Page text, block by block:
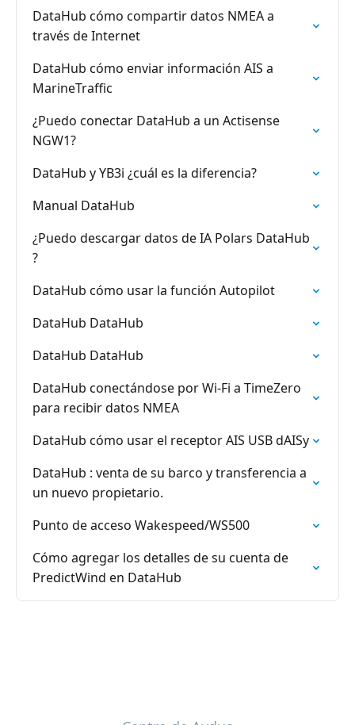
DataHub cómo compartir datos NMEA a
través de Internet
DataHub cómo enviar información AIS a
MarineTraffic
¿Puedo conectar DataHub a un Actisense
NGW1?
DataHub y YB3i ¿cuál es la diferencia?
Manual DataHub
¿Puedo descargar datos de IA Polars DataHub
?
DataHub cómo usar la función Autopilot
DataHub DataHub
DataHub DataHub
DataHub conectándose por Wi-Fi a TimeZero
para recibir datos NMEA
DataHub cómo usar el receptor AIS USB dAISy
DataHub : venta de su barco y transferencia a
un nuevo propietario.
Punto de acceso Wakespeed/WS500
Cómo agregar los detalles de su cuenta de
PredictWind en DataHub